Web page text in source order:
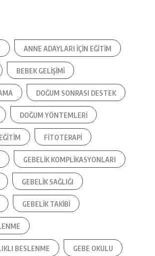
ANNE ADAYLARI IÇIN EĞITIM
BEBEK GELIŞIMI
DOĞUM SONRASI DESTEK
DOĞUM YÖNTEMLERI
FITOTERAPI
GEBELIK KOMPLIKASYONLARI
GEBELIK SAĞLIĞI
GEBELIK TAKIBI
BESLENME GEBE OKULU